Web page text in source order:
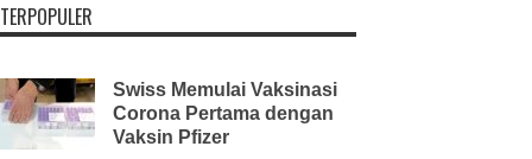
TERPOPULER
Swiss Memulai Vaksinasi
Corona Pertama dengan
Vaksin Pfizer